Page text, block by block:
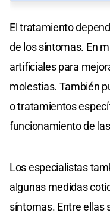
El tratamiento
de los síntomas. En
artificiales para
molestias. También
o tratamientos
funcionamiento de
Los especialistas
algunas medidas
síntomas. Entre ellas